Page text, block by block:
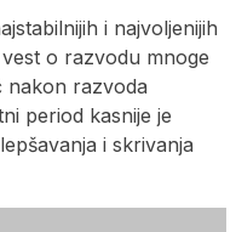
i najvoljenijih
o razvodu mnoge
nakon razvoda
period kasnije je
i skrivanja